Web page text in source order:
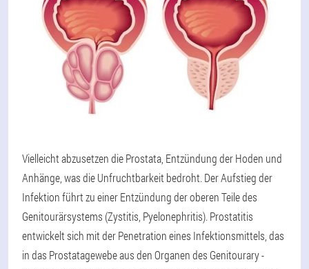
Vielleicht abzusetzen die Prostata, Entzündung der Hoden und
Anhänge, was die Unfruchtbarkeit bedroht. Der Aufstieg der
Infektion führt zu einer Entzündung der oberen Teile des
Genitourärsystems (Zystitis, Pyelonephritis). Prostatitis
entwickelt sich mit der Penetration eines Infektionsmittels, das
in das Prostatagewebe aus den Organen des Genitourary -